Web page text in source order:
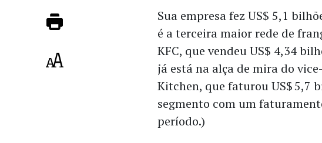
Sua empresa fez US$ 5,1
é a terceira maior rede de
KFC, que vendeu US$ 4,34
já está na alça de mira do
Kitchen, que faturou US$ 5,7
segmento com um
período.)